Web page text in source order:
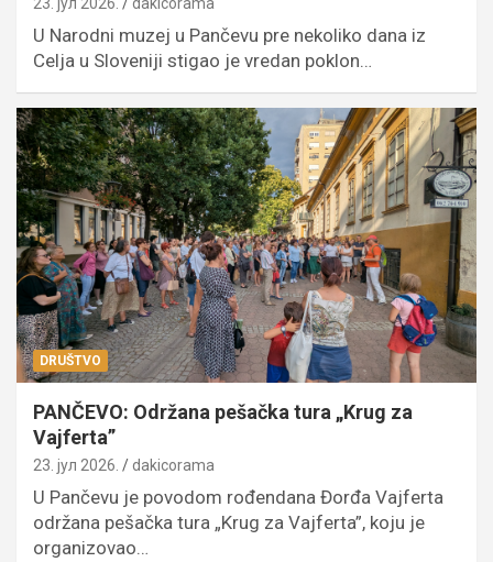
U Narodni muzej u Pančevu pre nekoliko dana iz
Celja u Sloveniji stigao je vredan poklon…
DRUŠTVO
PANČEVO: Održana pešačka tura „Krug za
Vajferta”
23. јул 2026. dakicorama
U Pančevu je povodom rođendana Đorđa Vajferta
održana pešačka tura „Krug za Vajferta”, koju je
organizovao…